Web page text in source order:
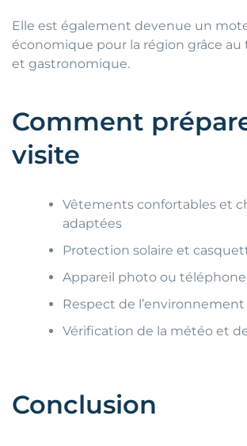
Elle est également devenue un
économique pour la région grâce au
et gastronomique.
Comment
visite
Vêtements confortables et
adaptées
Protection solaire et
Appareil photo ou
Respect de l’environnement
Vérification de la météo et
Conclusion